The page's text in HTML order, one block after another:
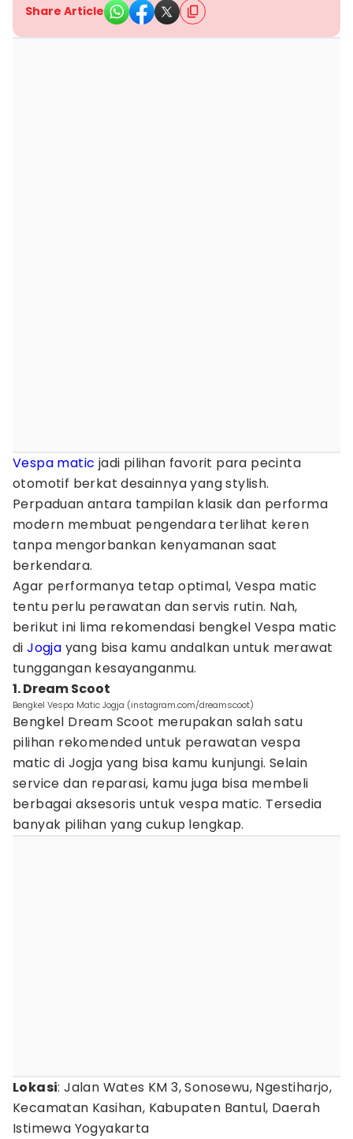
Share Article
Vespa matic jadi pilihan favorit para pecinta
otomotif berkat desainnya yang stylish.
Perpaduan antara tampilan klasik dan performa
modern membuat pengendara terlihat keren
tanpa mengorbankan kenyamanan saat
berkendara.
Agar performanya tetap optimal, Vespa matic
tentu perlu perawatan dan servis rutin. Nah,
berikut ini lima rekomendasi bengkel Vespa matic
diJogja yang bisa kamu andalkan untuk merawat
tunggangan kesayanganmu.
1. Dream Scoot
Bengkel Vespa Matic Jogja (instagram.com/dreamscoot)
Bengkel Dream Scoot merupakan salah satu
pilihan rekomended untuk perawatan vespa
matic di Jogja yang bisa kamu kunjungi. Selain
service dan reparasi, kamu juga bisa membeli
berbagai aksesoris untuk vespa matic. Tersedia
banyak pilihan yang cukup lengkap.
Lokasi: Jalan Wates KM 3, Sonosewu, Ngestiharjo,
Kecamatan Kasihan, Kabupaten Bantul, Daerah
Istimewa Yogyakarta